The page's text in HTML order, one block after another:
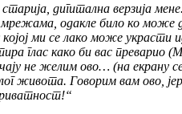
старија дигитална верзија мене.
мрежама одакле било ко може
којој ми се лако може украсти
глас како би вас преварио (
не желим ово… (на екрану
живота. Говорим вам ово јер
!“